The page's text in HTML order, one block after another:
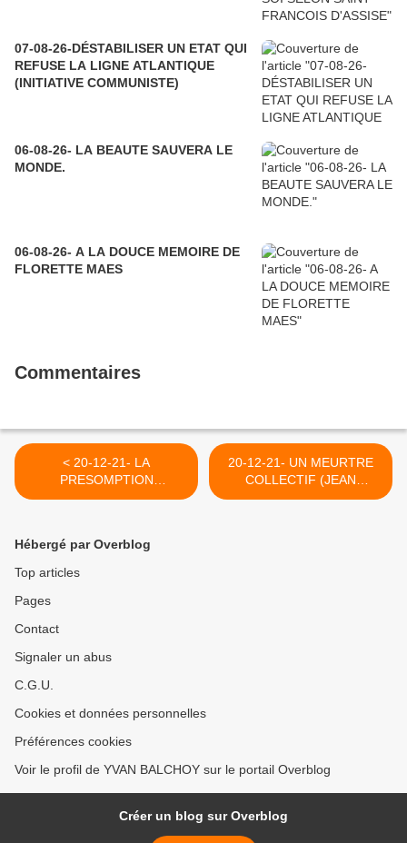
07-08-26-DÉSTABILISER UN ETAT QUI
REFUSE LA LIGNE ATLANTIQUE
(INITIATIVE COMMUNISTE)
06-08-26- LA BEAUTE SAUVERA LE
MONDE.
06-08-26- A LA DOUCE MEMOIRE DE
FLORETTE MAES
Commentaires
< 20-12-21- LA
PRESOMPTION
D'INNOCENCE, SI
20-12-21- UN MEURTRE
COLLECTIF (JEAN
ZIEGLER) >
Hébergé par Overblog
Top articles
Pages
Contact
Signaler un abus
C.G.U.
Cookies et données personnelles
Préférences cookies
Voir le profil de YVAN BALCHOY sur le portail Overblog
Créer un blog sur Overblog